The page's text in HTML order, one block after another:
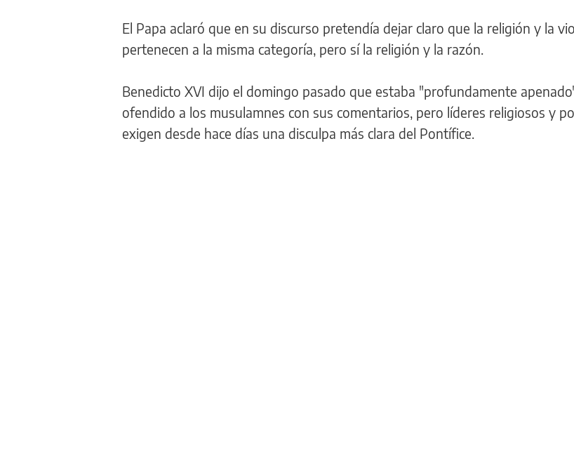
El Papa aclaró que en su discurso pretendía dejar claro que la religión y la
pertenecen a la misma categoría, pero sí la religión y la razón.
Benedicto XVI dijo el domingo pasado que estaba "profundamente
ofendido a los musulamnes con sus comentarios, pero líderes religiosos y
exigen desde hace días una disculpa más clara del Pontífice.